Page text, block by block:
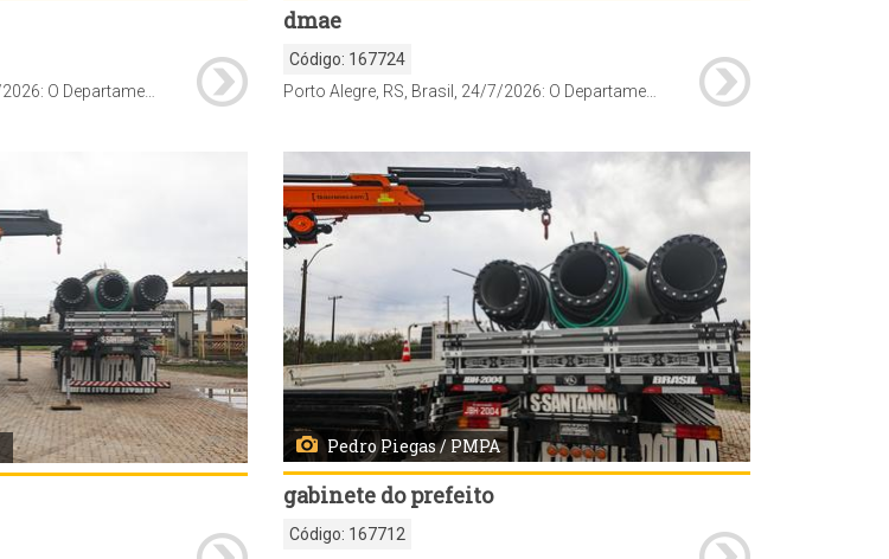
Porto Alegre, RS, Brasil, 24/7/2026: O Departamento Municipal de Água e Esgotos (Dmae) alterou nesta sexta-feira, 23, o funcionamento de parte das redes de drenagem no bairro Guarujá, na Zona Sul. Como medida preventiva diante da possibilidade de elevação do Guaíba, a saída da água da chuva por gravidade foi temporariamente bloqueada e substituída por um sistema de bombeamento móvel. A medida tem caráter provisório e permanecerá em vigor enquanto durar o alerta hidrológico. Foto: Alex Rocha/PMPA
dmae
Código: 167724
Pedro Piegas / PMPA
gabinete do prefeito
Código: 167712